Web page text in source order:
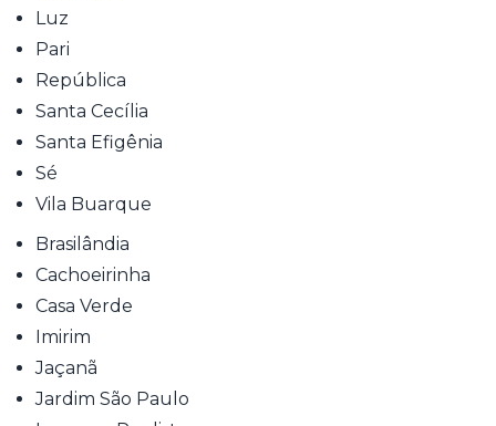
Luz
Pari
República
Santa Cecília
Santa Efigênia
Sé
Vila Buarque
Brasilândia
Cachoeirinha
Casa Verde
Imirim
Jaçanã
Jardim São Paulo